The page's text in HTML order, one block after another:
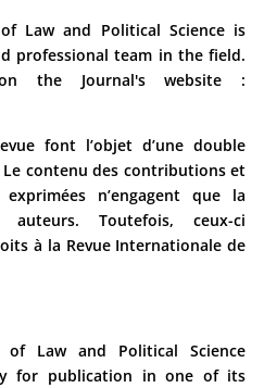
Law and Political Science is
professional team in the field.
the Journal's website :
font l’objet d’une double
contenu des contributions et
n’engagent que la
Toutefois, ceux-ci
à la Revue Internationale de
of Law and Political Science
for publication in one of its